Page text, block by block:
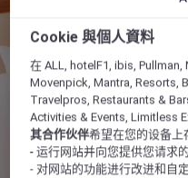
Cookie 與個人資料
在 ALL, hotelF1, ibis,
Movenpick, Mantra, Resorts,
Travelpros, Restaurants &
Activities & Events, Limitless
其合作伙伴希望在您的设备上
- 运行网站并向您提供您请求
- 对网站的功能进行改进和自